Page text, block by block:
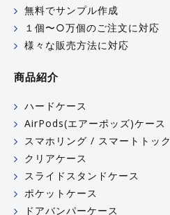
無料でサンプル作成
１個〜○万個のご注文に対応
様々な販売方法に対応
商品紹介
ハードケース
AirPods(エアーポッズ)ケース
スマホリング / スマートトック
クリアケース
スライドスタンドケース
ポケットケース
ドアバンパーケース